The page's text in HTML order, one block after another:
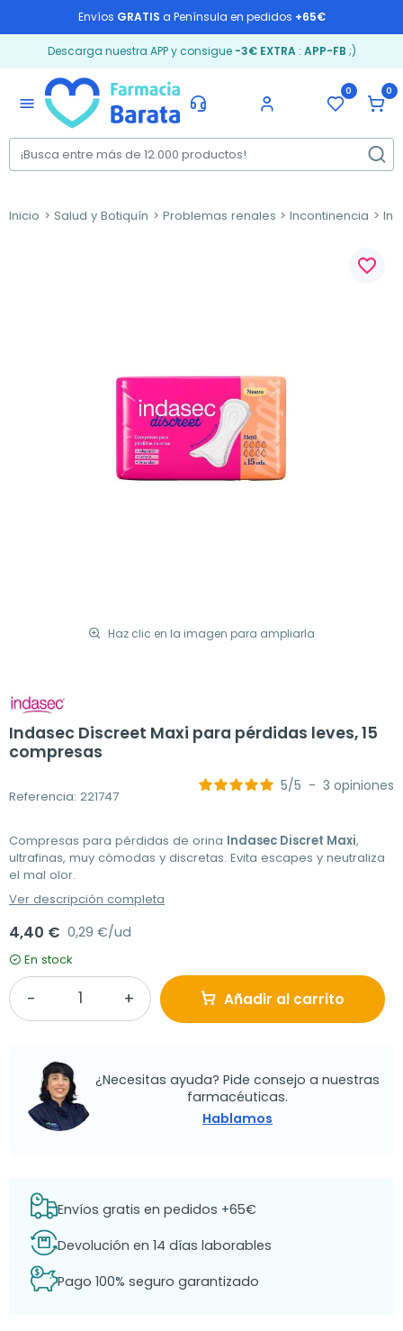
Envíos GRATIS a Península en pedidos +65€
Descarga nuestra APP y consigue -3€ EXTRA: APP-FB ;)
menu
0 0
Inicio Salud y Botiquín Problemas renales Incontinencia
Haz clic en la imagen para ampliarla
favorite_border
Indasec Discreet Maxi para pérdidas leves, 15
compresas
Referencia: 221747
5/5 - 3 opiniones
Compresas para pérdidas de orina Indasec Discret Maxi,
ultrafinas, muy cómodas y discretas. Evita escapes y neutraliza
el mal olor.
Ver descripción completa
4,40 € 0,29 €/ud
En stock
Añadir al carrito
¿Necesitas ayuda? Pide consejo a nuestras
farmacéuticas.
Hablamos
Envíos gratis en pedidos +65€
Devolución en 14 días laborables
Pago 100% seguro garantizado